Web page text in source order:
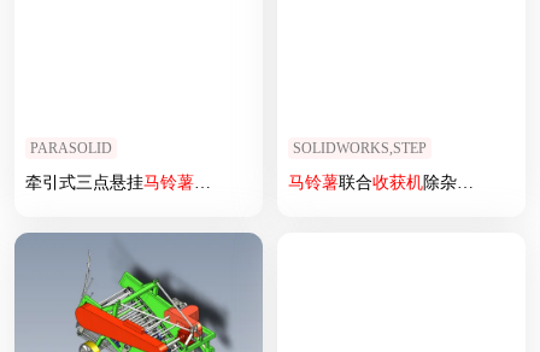
PARASOLID
牵引式三点悬挂马铃薯收获 三维模型
SOLIDWORKS,STEP
马铃薯联合收获机除杂装置输送带MF200